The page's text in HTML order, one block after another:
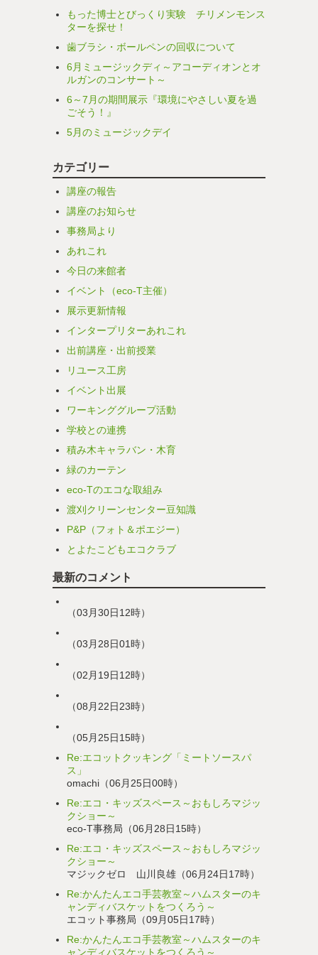
もった博士とびっくり実験 チリメンモンス
ターを探せ！
歯ブラシ・ボールペンの回収について
6月ミュージックディ～アコーディオンとオ
ルガンのコンサート～
6～7月の期間展示『環境にやさしい夏を過
ごそう！』
5月のミュージックデイ
カテゴリー
講座の報告
講座のお知らせ
事務局より
あれこれ
今日の来館者
イベント（eco-T主催）
展示更新情報
インタープリターあれこれ
出前講座・出前授業
リユース工房
イベント出展
ワーキンググループ活動
学校との連携
積み木キャラバン・木育
緑のカーテン
eco-Tのエコな取組み
渡刈クリーンセンター豆知識
P&P（フォト＆ポエジー）
とよたこどもエコクラブ
最新のコメント
（03月30日12時）
（03月28日01時）
（02月19日12時）
（08月22日23時）
（05月25日15時）
Re:エコットクッキング「ミートソースパ
ス」
omachi（06月25日00時）
Re:エコ・キッズスペース～おもしろマジッ
クショー～
eco-T事務局（06月28日15時）
Re:エコ・キッズスペース～おもしろマジッ
クショー～
マジックゼロ 山川良雄（06月24日17時）
Re:かんたんエコ手芸教室～ハムスターのキ
ャンディバスケットをつくろう～
エコット事務局（09月05日17時）
Re:かんたんエコ手芸教室～ハムスターのキ
ャンディバスケットをつくろう～